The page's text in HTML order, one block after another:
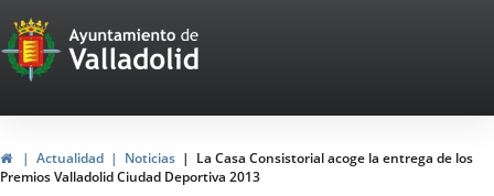
Portal
Web
del
Ayuntamiento
HomeActualidad Noticias
La Casa Consistorial acoge la entrega de los
Premios Valladolid Ciudad Deportiva 2013